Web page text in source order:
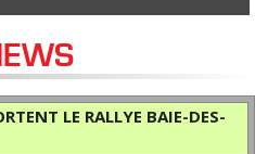
LE RALLYE BAIE-DES-